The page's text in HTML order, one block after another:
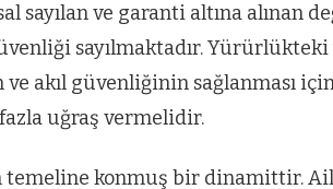
sayılan ve garanti altına alınan
sayılmaktadır.
akıl güvenliğinin sağlanması
uğraş vermelidir.
temeline konmuş bir dinamittir.